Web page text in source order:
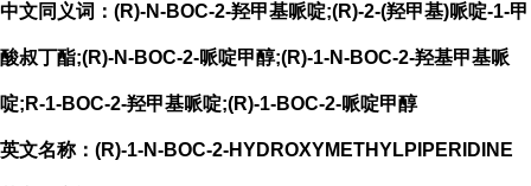
中文同义词：(R)-N-BOC-2-羟甲基哌啶;(R)-2-(羟甲基)哌啶-1-甲
酸叔丁酯;(R)-N-BOC-2-哌啶甲醇;(R)-1-N-BOC-2-羟基甲基哌
啶;R-1-BOC-2-羟甲基哌啶;(R)-1-BOC-2-哌啶甲醇
英文名称：(R)-1-N-BOC-2-HYDROXYMETHYLPIPERIDINE